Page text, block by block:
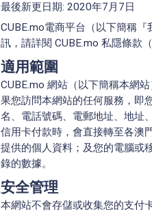
最後新更日期: 2020年7月7日
CUBE.mo電商平台（以下簡稱
訊，請詳閱 CUBE.mo 私隱條款
適用範圍
CUBE.mo 網站（以下簡稱本網
果您訪問本網站的任何服務，即
名、電話號碼、電郵地址、地址
信用卡付款時，會直接轉至各澳
提供的個人資料；及您的電腦或
錄的數據。
安全管理
本網站不會存儲或收集您的支付